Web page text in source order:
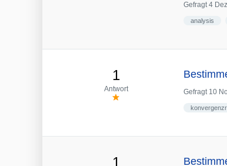
Gefragt 4
analysis
1
Antwort Gefragt 10
1